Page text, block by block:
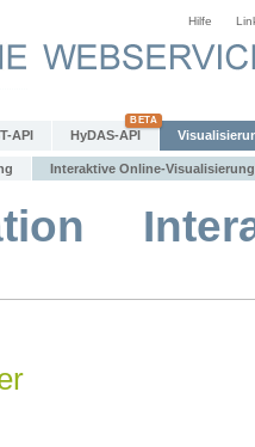
Hilfe
API HyDAS-API
Interaktive Online-Visualisierung